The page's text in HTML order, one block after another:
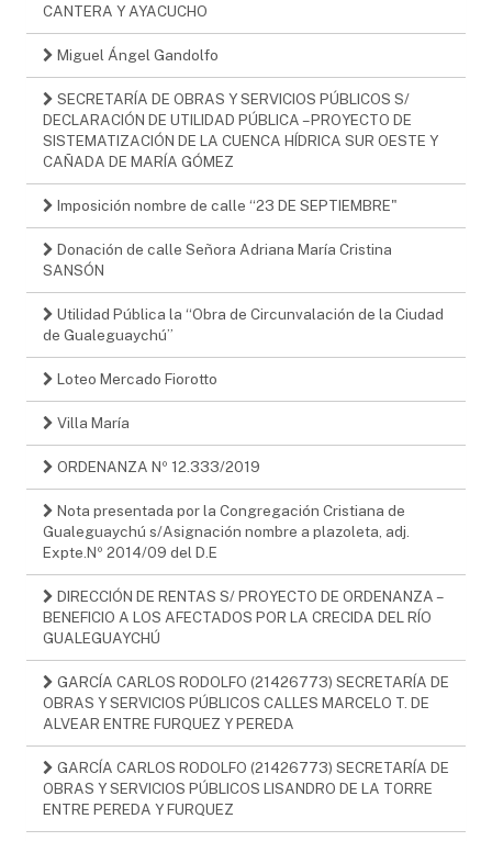
CANTERA Y AYACUCHO
Miguel Ángel Gandolfo
SECRETARÍA DE OBRAS Y SERVICIOS PÚBLICOS S/
DECLARACIÓN DE UTILIDAD PÚBLICA – PROYECTO DE
SISTEMATIZACIÓN DE LA CUENCA HÍDRICA SUR OESTE Y
CAÑADA DE MARÍA GÓMEZ
Imposición nombre de calle “23 DE SEPTIEMBRE"
Donación de calle Señora Adriana María Cristina
SANSÓN
Utilidad Pública la “Obra de Circunvalación de la Ciudad
de Gualeguaychú”
Loteo Mercado Fiorotto
Villa María
ORDENANZA Nº 12.333/2019
Nota presentada por la Congregación Cristiana de
Gualeguaychú s/Asignación nombre a plazoleta, adj.
Expte.Nº 2014/09 del D.E
DIRECCIÓN DE RENTAS S/ PROYECTO DE ORDENANZA –
BENEFICIO A LOS AFECTADOS POR LA CRECIDA DEL RÍO
GUALEGUAYCHÚ
GARCÍA CARLOS RODOLFO (21426773) SECRETARÍA DE
OBRAS Y SERVICIOS PÚBLICOS CALLES MARCELO T. DE
ALVEAR ENTRE FURQUEZ Y PEREDA
GARCÍA CARLOS RODOLFO (21426773) SECRETARÍA DE
OBRAS Y SERVICIOS PÚBLICOS LISANDRO DE LA TORRE
ENTRE PEREDA Y FURQUEZ